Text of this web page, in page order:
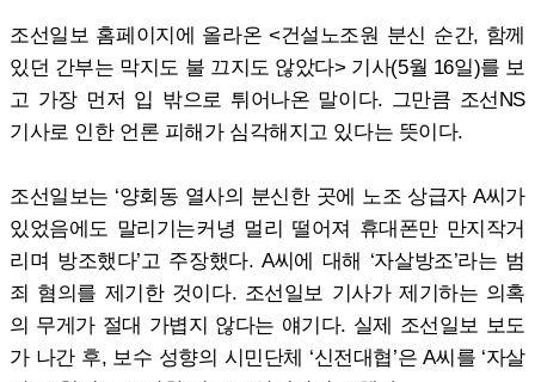
조선일보 홈페이지에 올라온 <건설노조원 분신 순간, 함께
있던 간부는 막지도 불 끄지도 않았다> 기사(5월 16일)를 보
고 가장 먼저 입 밖으로 튀어나온 말이다. 그만큼 조선NS
기사로 인한 언론 피해가 심각해지고 있다는 뜻이다.
조선일보는 ‘양회동 열사의 분신한 곳에 노조 상급자 A씨가
있었음에도 말리기는커녕 멀리 떨어져 휴대폰만 만지작거
리며 방조했다’고 주장했다. A씨에 대해 ‘자살방조’라는 범
죄 혐의를 제기한 것이다. 조선일보 기사가 제기하는 의혹
의 무게가 절대 가볍지 않다는 얘기다. 실제 조선일보 보도
가 나간 후, 보수 성향의 시민단체 ‘신전대협’은 A씨를 ‘자살